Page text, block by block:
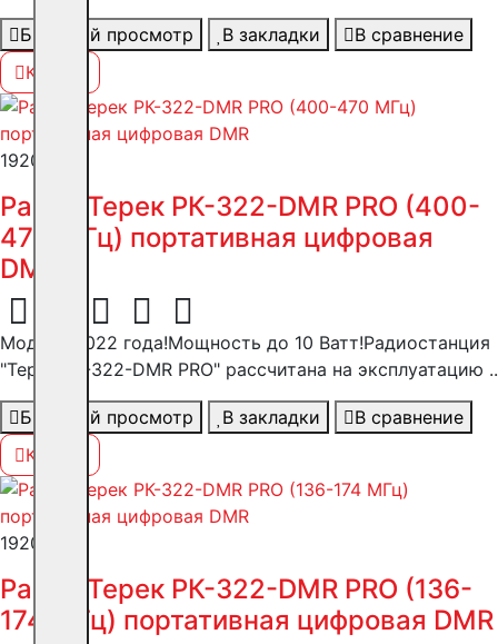
Быстрый просмотр В закладки
В сравнение
Купить
19200 ₽
Рация Терек РК-322-DMR PRO (400-
470 МГц) портативная цифровая
DMR
Модель 2022 года!Мощность до 10 Ватт!Радиостанция
"Терек РК-322-DMR PRO" рассчитана на эксплуатацию ..
Быстрый просмотр В закладки
В сравнение
Купить
19200 ₽
Рация Терек РК-322-DMR PRO (136-
174 МГц) портативная цифровая DMR